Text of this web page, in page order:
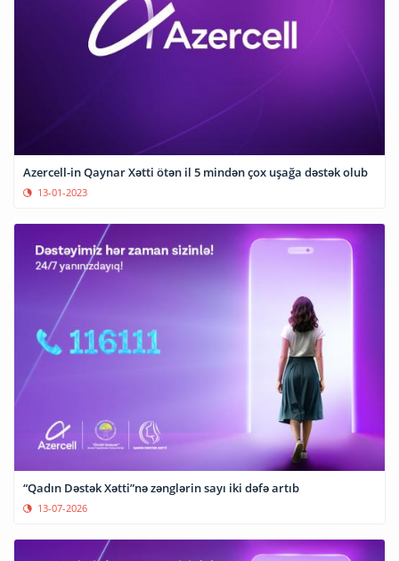
Azercell-in Qaynar Xətti ötən il 5 mindən çox uşağa dəstək olub
13-01-2023
“Qadın Dəstək Xətti”nə zənglərin sayı iki dəfə artıb
13-07-2026